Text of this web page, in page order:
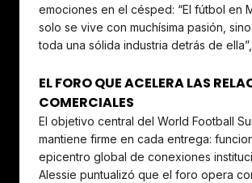
emociones en el césped: “El fútbol en
solo se vive con muchísima pasión,
toda una sólida industria detrás de
EL FORO QUE ACELERA LAS
COMERCIALES
El objetivo central del World Football
mantiene firme en cada entrega:
epicentro global de conexiones
Alessie puntualizó que el foro opera